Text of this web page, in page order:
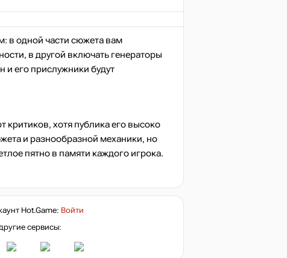
в одной части сюжета вам
в другой включать генераторы
и его прислужники будут
хотя публика его высоко
и разнообразной механики, но
пятно в памяти каждого игрока.
Hot.Game: Войти
сервисы: